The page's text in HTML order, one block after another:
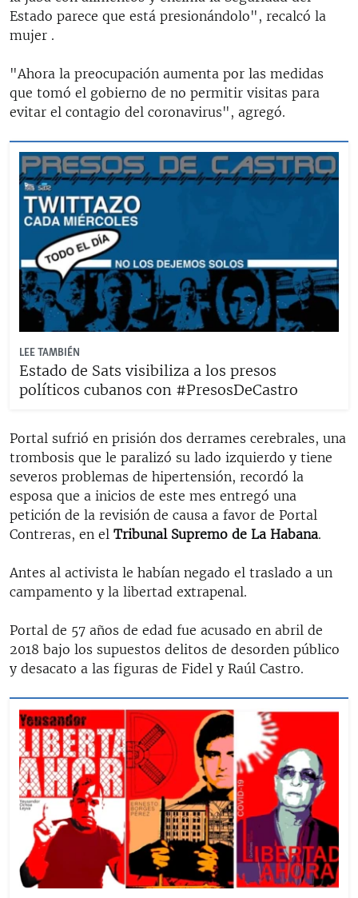
Estado parece que está presionándolo", recalcó la
mujer .
"Ahora la preocupación aumenta por las medidas
que tomó el gobierno de no permitir visitas para
evitar el contagio del coronavirus", agregó.
LEE TAMBIÉN
Estado de Sats visibiliza a los presos
políticos cubanos con #PresosDeCastro
Portal sufrió en prisión dos derrames cerebrales, una
trombosis que le paralizó su lado izquierdo y tiene
severos problemas de hipertensión, recordó la
esposa que a inicios de este mes entregó una
petición de la revisión de causa a favor de Portal
Contreras, en el Tribunal Supremo de La Habana.
Antes al activista le habían negado el traslado a un
campamento y la libertad extrapenal.
Portal de 57 años de edad fue acusado en abril de
2018 bajo los supuestos delitos de desorden público
y desacato a las figuras de Fidel y Raúl Castro.